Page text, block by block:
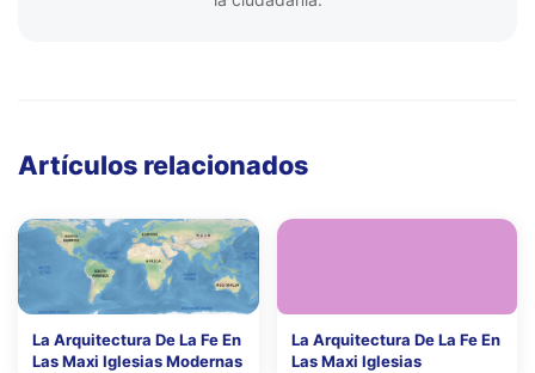
Artículos relacionados
La Arquitectura De La Fe En
Las Maxi Iglesias Modernas
La Arquitectura De La Fe En
Las Maxi Iglesias